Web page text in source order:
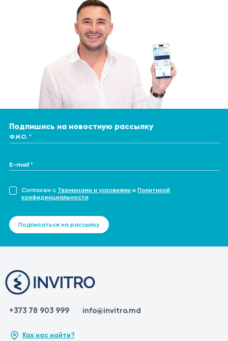
Подпишись на новостную рассылку
Ф.И.О. *
E-mail *
Согласен с Терминами и условиями и Политикой
конфиденциальности
Подписаться на рассылку
+373 78 903 999 info@invitro.md
Как нас найти?